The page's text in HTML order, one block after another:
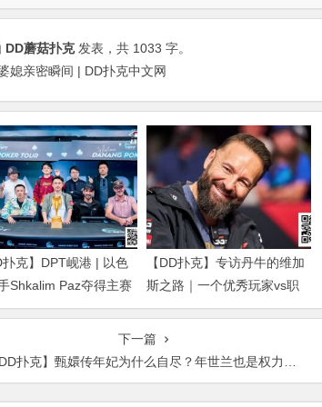
DD蘑菇扑克发表，共 1033 字。
媳亲密瞬间 | DD扑克中文网
扑克】DPT岘港 | 以色
Shkalim Paz夺得主赛
“小火炉” 卢梓杰斩获
【DD扑克】专访丹牛的维加
斯之路｜一个优秀玩家vs职
业玩家的「最大差距」是什
么？
下一篇
DD扑克】甄嬛传年妃为什么自尽？年世兰也是权力的牺牲品